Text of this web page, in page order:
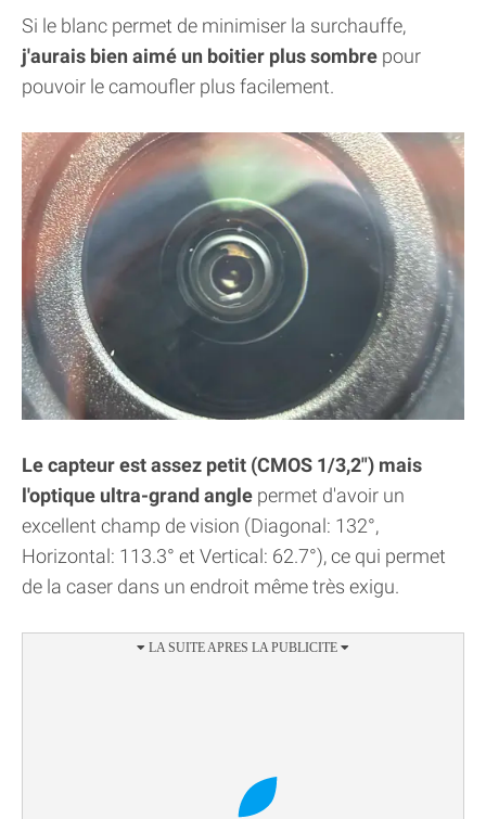
Si le blanc permet de minimiser la surchauffe,
j'aurais bien aimé un boitier plus sombre pour
pouvoir le camoufler plus facilement.
Le capteur est assez petit (CMOS 1/3,2") mais
l'optique ultra-grand angle permet d'avoir un
excellent champ de vision (Diagonal: 132°,
Horizontal: 113.3° et Vertical: 62.7°), ce qui permet
de la caser dans un endroit même très exigu.